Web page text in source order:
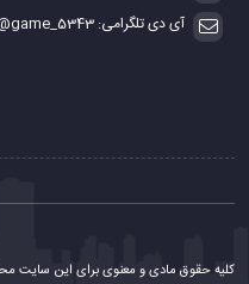
آی دی تلگرامی: game_5343@
کلیه حقوق مادی و معنوی برای این سایت